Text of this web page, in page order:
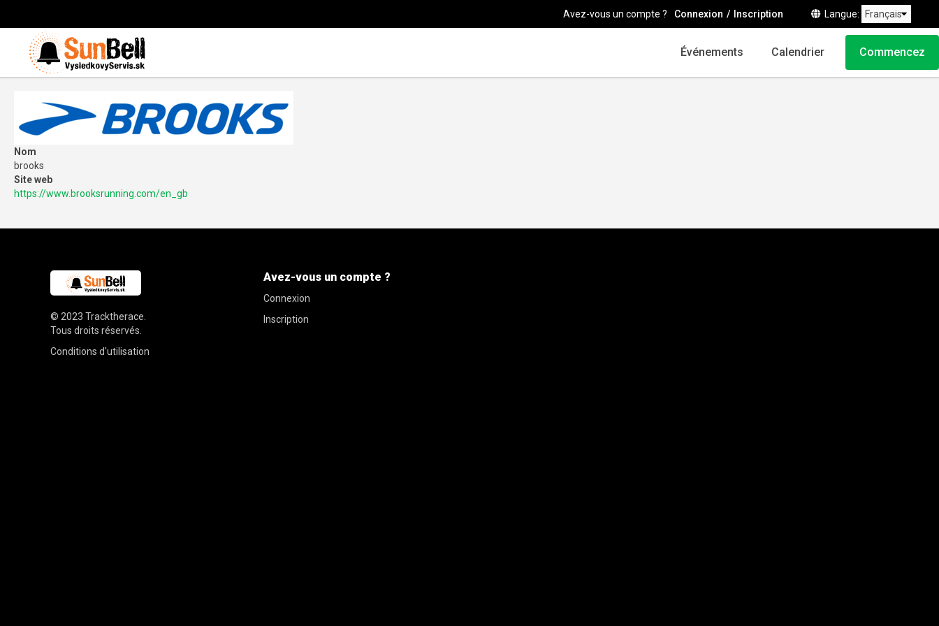
Avez-vous un compte ? Connexion Inscription Langue
Événements Calendrier Commencez
Nom
brooks
Site web
https://www.brooksrunning.com/en_gb
© 2023 Tracktherace
Tous droits réservés.
Conditions d'utilisation
Avez-vous un compte ?
Connexion
Inscription